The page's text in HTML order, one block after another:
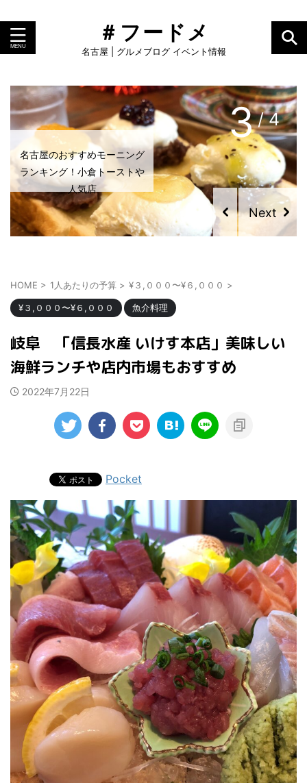
＃フードメ
名古屋 | グルメブログ イベント情報
グルメライターおすすめ！い
ま名古屋で食べるべき「プリ
ン」
4/ 4
HOME > 1人あたりの予算 > ¥３,０００〜¥６,０００ >
¥３,０００〜¥６,０００ 魚介料理
岐阜 「信長水産 いけす本店」美味しい
海鮮ランチや店内市場もおすすめ
2022年7月22日
Pocket